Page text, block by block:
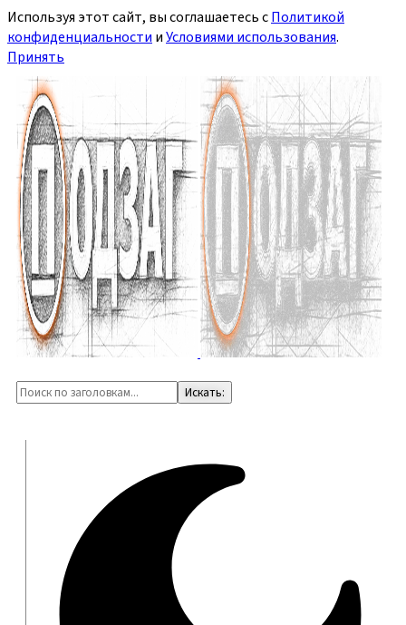
Используя этот сайт, вы соглашаетесь сПолитикой
конфиденциальности иУсловиями использования.
Принять